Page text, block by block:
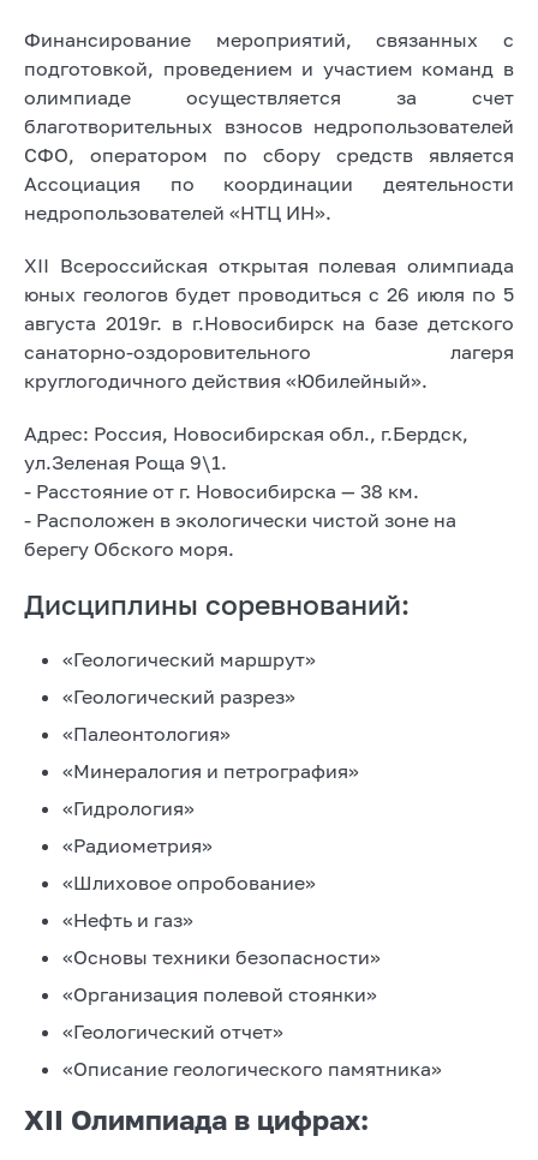
Финансирование мероприятий, связанных с
подготовкой, проведением и участием команд в
олимпиаде осуществляется за счет
благотворительных взносов недропользователей
СФО, оператором по сбору средств является
Ассоциация по координации деятельности
недропользователей «НТЦ ИН».
XII Всероссийская открытая полевая олимпиада
юных геологов будет проводиться с 26 июля по 5
августа 2019г. в г.Новосибирск на базе детского
санаторно-оздоровительного лагеря
круглогодичного действия «Юбилейный».
Адрес: Россия, Новосибирская обл., г.Бердск,
ул.Зеленая Роща 9\1.
- Расстояние от г. Новосибирска — 38 км.
- Расположен в экологически чистой зоне на
берегу Обского моря.
Дисциплины соревнований:
«Геологический маршрут»
«Геологический разрез»
«Палеонтология»
«Минералогия и петрография»
«Гидрология»
«Радиометрия»
«Шлиховое опробование»
«Нефть и газ»
«Основы техники безопасности»
«Организация полевой стоянки»
«Геологический отчет»
«Описание геологического памятника»
XII Олимпиада в цифрах: